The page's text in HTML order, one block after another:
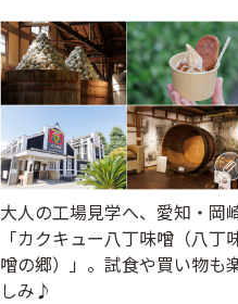
大人の工場見学へ、愛知・岡
「カクキュー八丁味噌（八丁
噌の郷）」。試食や買い物も
しみ♪